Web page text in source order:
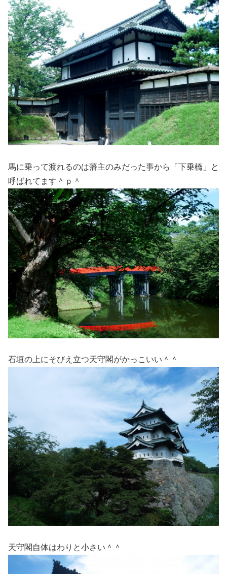
馬に乗って渡れるのは藩主のみだった事から「下乗橋」と
呼ばれてます＾ｐ＾
石垣の上にそびえ立つ天守閣がかっこいい＾＾
天守閣自体はわりと小さい＾＾